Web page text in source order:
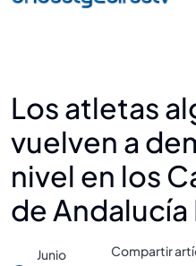
Los atletas
vuelven a
nivel en los
de Andalucía
Junio
Compartir